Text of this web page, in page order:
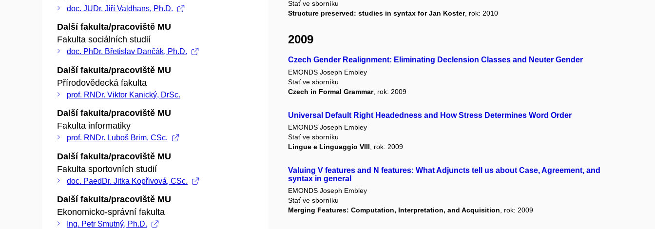
doc. JUDr. Jiří Valdhans, Ph.D.
Další fakulta/pracoviště MU
Fakulta sociálních studií
doc. PhDr. Břetislav Dančák, Ph.D.
Další fakulta/pracoviště MU
Přírodovědecká fakulta
prof. RNDr. Viktor Kanický, DrSc.
Další fakulta/pracoviště MU
Fakulta informatiky
prof. RNDr. Luboš Brim, CSc.
Další fakulta/pracoviště MU
Fakulta sportovních studií
doc. PaedDr. Jitka Kopřivová, CSc.
Další fakulta/pracoviště MU
Ekonomicko-správní fakulta
Ing. Petr Smutný, Ph.D.
Stať ve sborníku
Structure preserved: studies in syntax for Jan Koster, rok: 2010
2009
Czech Gender Realignment: Eliminating Declension Classes and Neuter Gender
EMONDS Joseph Embley
Stať ve sborníku
Czech in Formal Grammar, rok: 2009
Universal Default Right Headedness and How Stress Determines Word Order
EMONDS Joseph Embley
Stať ve sborníku
Lingue e Linguaggio VIII , rok: 2009
Valuing V features and N features: What Adjuncts tell us about Case, Agreement, and
syntax in general
EMONDS Joseph Embley
Stať ve sborníku
Merging Features: Computation, Interpretation, and Acquisition, rok: 2009